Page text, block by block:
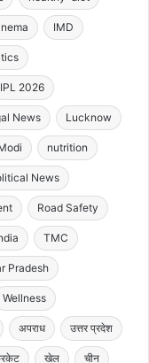
IMD
IPL 2026
News Lucknow
nutrition
News
Road Safety
TMC
Pradesh
Wellness
अपराध उत्तर प्रदेश
खेल चीन